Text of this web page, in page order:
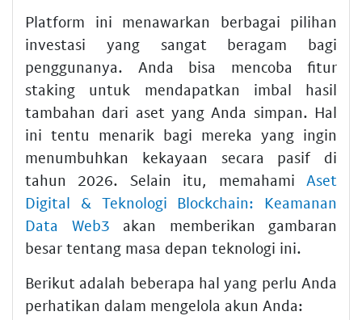
Platform ini menawarkan berbagai pilihan
investasi yang sangat beragam bagi
penggunanya. Anda bisa mencoba fitur
staking untuk mendapatkan imbal hasil
tambahan dari aset yang Anda simpan. Hal
ini tentu menarik bagi mereka yang ingin
menumbuhkan kekayaan secara pasif di
tahun 2026. Selain itu, memahami Aset
Digital & Teknologi Blockchain: Keamanan
Data Web3 akan memberikan gambaran
besar tentang masa depan teknologi ini.
Berikut adalah beberapa hal yang perlu Anda
perhatikan dalam mengelola akun Anda: